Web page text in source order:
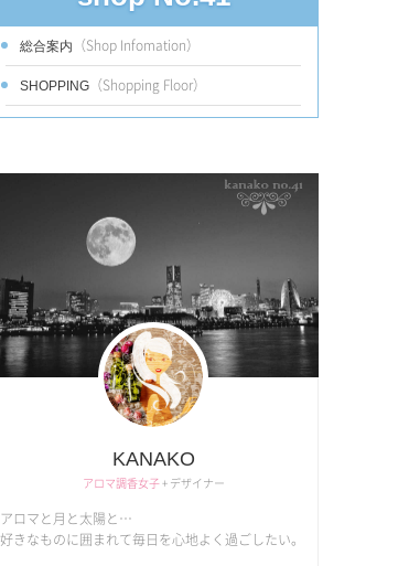
総合案内 （Shop Infomation）
SHOPPING （Shopping Floor）
KANAKO
アロマ調香女子+ デザイナー
アロマと月と太陽と…
好きなものに囲まれて毎日を心地よく過ごしたい。